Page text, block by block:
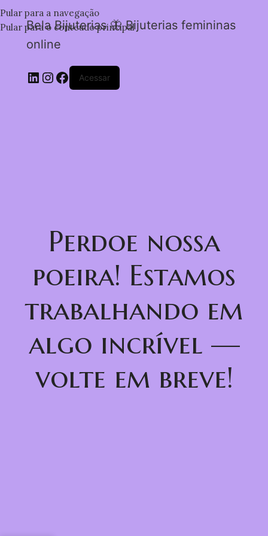
Pular para a navegação
Pular para o conteúdo principal
Bela Bijuterias 🦋 Bijuterias femininas
online
Acessar
Perdoe nossa
poeira! Estamos
trabalhando em
algo incrível —
volte em breve!